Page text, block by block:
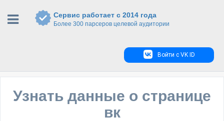
Сервис работает с 2014 года
Более 300 парсеров целевой аудитории
Войти с VK ID
Узнать данные о странице
вк